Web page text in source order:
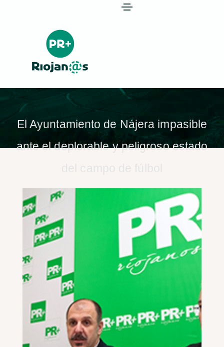
El Ayuntamiento de Nájera impasible
ante el deplorable y peligroso estado